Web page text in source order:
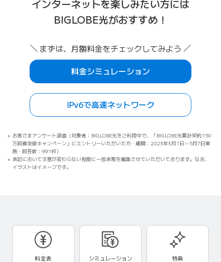
回線速度が安定していて、ストレスフリーで利
用できております。
回線状況（速度）が安定していて品質が 良い。
回線や安定したPingの回線も期待してます。
広島県/50代
金も申し分ない。
インターネットを楽しみたい方には
BIGLOBE光がおすすめ！
まずは、月額料金をチェックしてみよう
料金シミュレーション
IPv6で高速ネットワーク
お客さまアンケート調査（対象者：BIGLOBE光をご利用中で、「BIGLOBE光累計契約150
万回線突破キャンペーン」にエントリーいただいた方・期間：2023年3月1日～5月7日実
施・回答数：991件）
表記において文意が変わらない程度に一部表現を編集させていただいております。なお、
イラストはイメージです。
料金表 シミュレーション 特典